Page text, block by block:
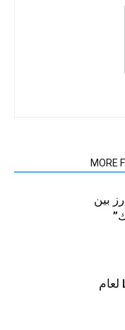
MORE
بين
“للمركبات النفعية” في جوائز L’argus لعام